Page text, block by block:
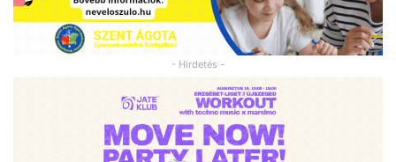
- Hirdetés -